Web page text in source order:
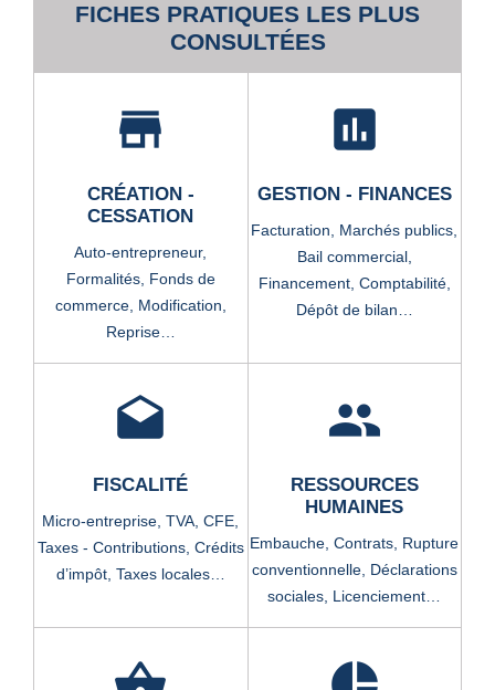
FICHES PRATIQUES LES PLUS
CONSULTÉES
store
CRÉATION -
CESSATION
Auto-entrepreneur,
Formalités, Fonds de
commerce, Modification,
Reprise…
assessment
GESTION - FINANCES
Facturation, Marchés publics,
Bail commercial,
Financement, Comptabilité,
Dépôt de bilan…
drafts
FISCALITÉ
Micro-entreprise,TVA,CFE,
Taxes - Contributions, Crédits
d’impôt, Taxes locales…
people
RESSOURCES
HUMAINES
Embauche,Contrats, Rupture
conventionnelle, Déclarations
sociales, Licenciement…